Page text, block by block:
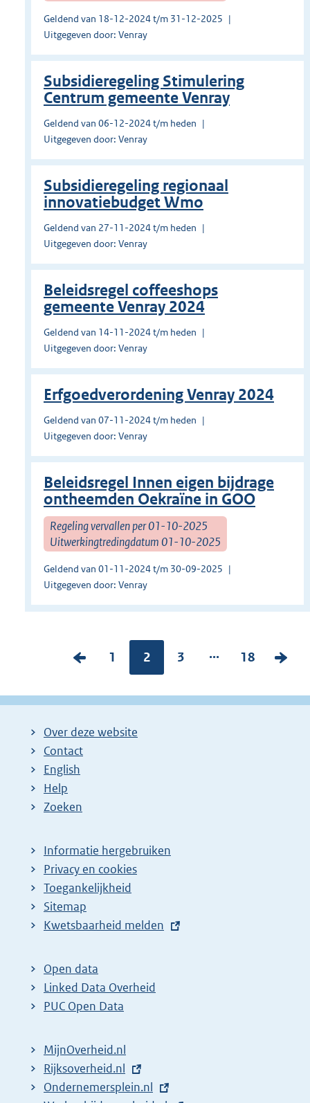
Geldend van 18-12-2024 t/m 31-12-2025
Uitgegeven door: Venray
Subsidieregeling Stimulering
Centrum gemeente Venray
Geldend van 06-12-2024 t/m heden
Uitgegeven door: Venray
Subsidieregeling regionaal
innovatiebudget Wmo
Geldend van 27-11-2024 t/m heden
Uitgegeven door: Venray
Beleidsregel coffeeshops
gemeente Venray 2024
Geldend van 14-11-2024 t/m heden
Uitgegeven door: Venray
Erfgoedverordening Venray 2024
Geldend van 07-11-2024 t/m heden
Uitgegeven door: Venray
Beleidsregel Innen eigen bijdrage
ontheemden Oekraïne in GOO
Regeling vervallen per 01-10-2025
Uitwerkingtredingdatum 01-10-2025
Geldend van 01-11-2024 t/m 30-09-2025
Uitgegeven door: Venray
V
r
g
e
a
n
a
z
o
k
r
e
u
l
t
P
g
n
1 Pagina:
2
P
g
3 ...
P
g
18
V
l
Over deze website
Contact
English
Help
Zoeken
Informatie hergebruiken
Privacy en cookies
Toegankelijkheid
Sitemap
E
t
e
r
l
i
n
Kwetsbaarheid melden
Open data
Linked Data Overheid
PUC Open Data
MijnOverheid.nl
E
x
Rijksoverheid.nl
E
Ondernemersplein.nl